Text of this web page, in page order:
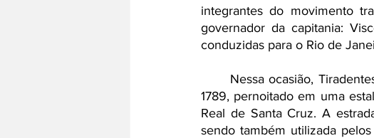
integrantes do movimento
governador da capitania:
conduzidas para o Rio de
1789, pernoitado em uma
Real de Santa Cruz. A
sendo também utilizada